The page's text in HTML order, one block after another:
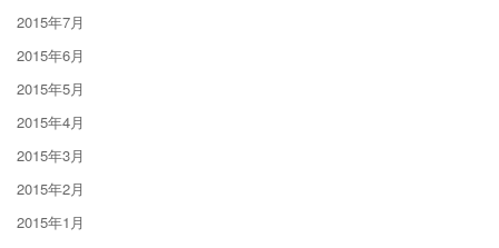
2015年7月
2015年6月
2015年5月
2015年4月
2015年3月
2015年2月
2015年1月